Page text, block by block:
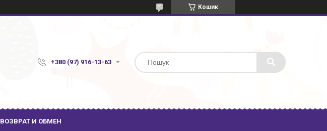
Кошик
+380 (97) 916-13-63
ВОЗВРАТ И ОБМЕН